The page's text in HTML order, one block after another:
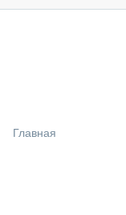
Главная